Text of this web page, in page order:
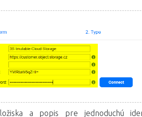
a popis pre jednoduchú